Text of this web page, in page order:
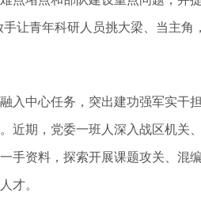
让青年科研人员挑大梁、当主
中心任务，突出建功强军实干
近期，党委一班人深入战区机关
手资料，探索开展课题攻关、混
才。